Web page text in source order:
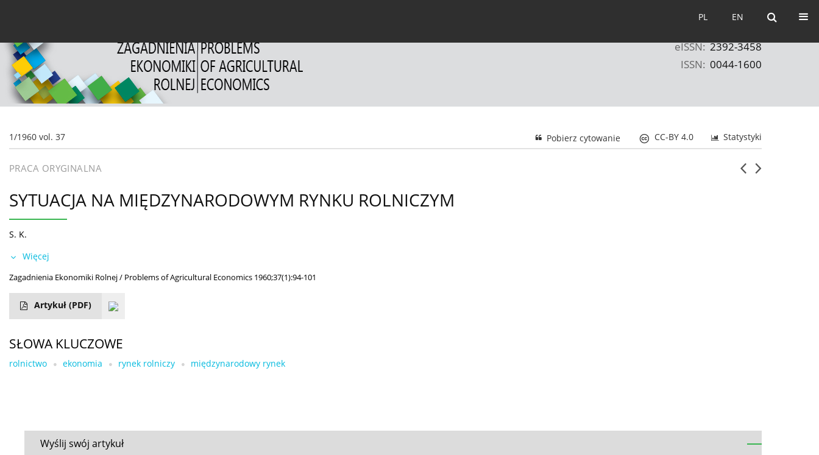
EN
PL EN
PL
eISSN: 2392-3458
ISSN: 0044-1600
1/1960 vol. 37 Statystyki
CC-BY 4.0
Pobierz cytowanie
PRACA ORYGINALNA
SYTUACJA NA MIĘDZYNARODOWYM RYNKU ROLNICZYM
S. K.
Więcej
Zagadnienia Ekonomiki Rolnej / Problems of Agricultural Economics 1960;37(1):94-101
Artykuł (PDF)
SŁOWA KLUCZOWE
rolnictwo ekonomia rynek rolniczy międzynarodowy rynek
Wyślij swój artykuł